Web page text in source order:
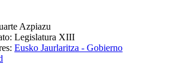
Azpiazu
: Legislatura XIII
: Eusko Jaurlaritza - Gobierno